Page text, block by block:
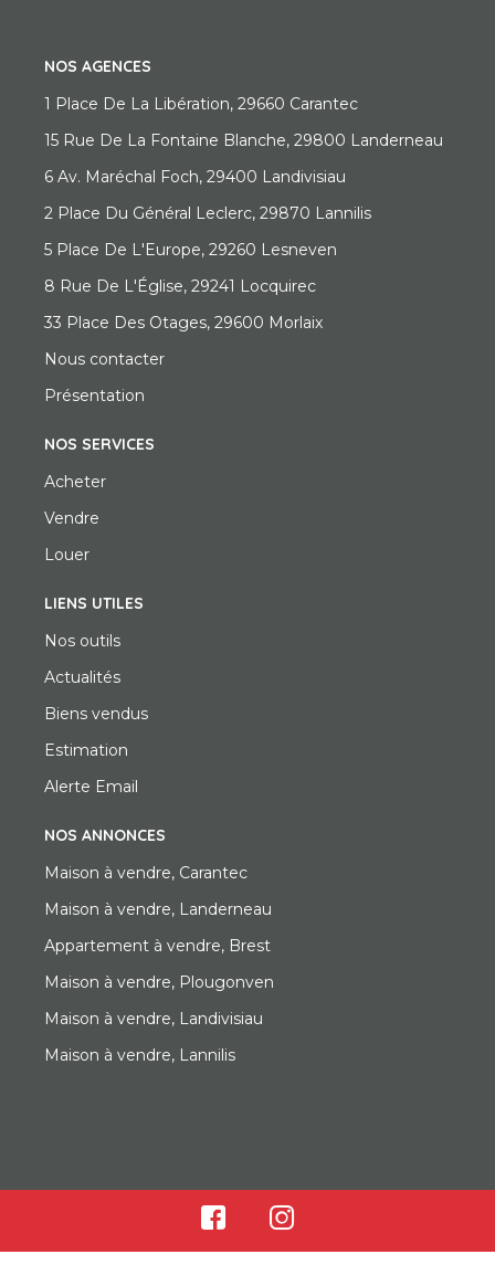
NOS AGENCES
1 Place De La Libération, 29660 Carantec
15 Rue De La Fontaine Blanche, 29800 Landerneau
6 Av. Maréchal Foch, 29400 Landivisiau
2 Place Du Général Leclerc, 29870 Lannilis
5 Place De L'Europe, 29260 Lesneven
8 Rue De L'Église, 29241 Locquirec
33 Place Des Otages, 29600 Morlaix
Nous contacter
Présentation
NOS SERVICES
Acheter
Vendre
Louer
LIENS UTILES
Nos outils
Actualités
Biens vendus
Estimation
Alerte Email
NOS ANNONCES
Maison à vendre, Carantec
Maison à vendre, Landerneau
Appartement à vendre, Brest
Maison à vendre, Plougonven
Maison à vendre, Landivisiau
Maison à vendre, Lannilis